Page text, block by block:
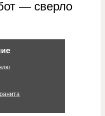
— сверло